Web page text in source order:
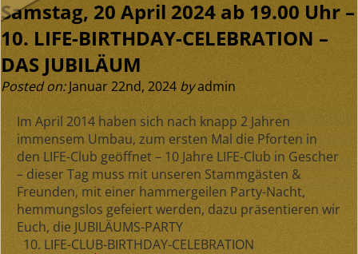
Samstag, 20 April 2024 ab 19.00 Uhr –
10. LIFE-BIRTHDAY-CELEBRATION –
DAS JUBILÄUM
Posted on:Januar 22nd, 2024 byadmin
Im April 2014 haben sich nach knapp 2 Jahren
immensem Umbau, zum ersten Mal die Pforten in
den LIFE-Club geöffnet – 10 Jahre LIFE-Club in Gescher
– dieser Tag muss mit unseren Stammgästen &
Freunden, mit einer hammergeilen Party-Nacht,
hemmungslos gefeiert werden, dazu präsentieren wir
Euch, die JUBILÄUMS-PARTY
10. LIFE-CLUB-BIRTHDAY-CELEBRATION